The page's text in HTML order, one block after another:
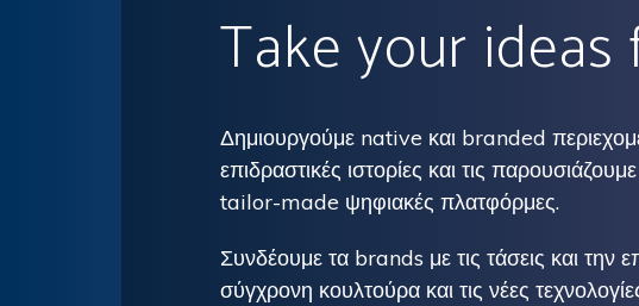
Take your
Δημιουργούμε native και branded
επιδραστικές ιστορίες και τις
tailor-made ψηφιακές πλατφόρμες.
Συνδέουμε τα brands με τις τάσεις και την
σύγχρονη κουλτούρα και τις νέες